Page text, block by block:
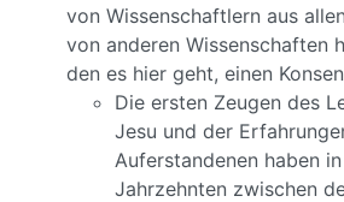
von Wissenschaftlern aus
von anderen Wissenschaften
den es hier geht, einen
Die ersten Zeugen des
Jesu und der
Auferstandenen haben
Jahrzehnten zwischen